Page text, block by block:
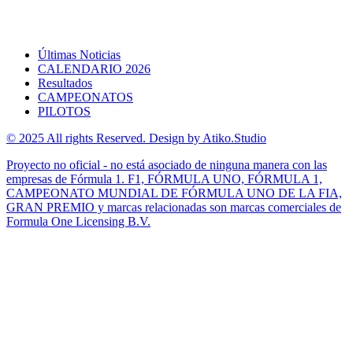
Últimas Noticias
CALENDARIO 2026
Resultados
CAMPEONATOS
PILOTOS
© 2025 All rights Reserved. Design by Atiko.Studio
Proyecto no oficial - no está asociado de ninguna manera con las
empresas de Fórmula 1. F1, FÓRMULA UNO, FÓRMULA 1,
CAMPEONATO MUNDIAL DE FÓRMULA UNO DE LA FIA,
GRAN PREMIO y marcas relacionadas son marcas comerciales de
Formula One Licensing B.V.